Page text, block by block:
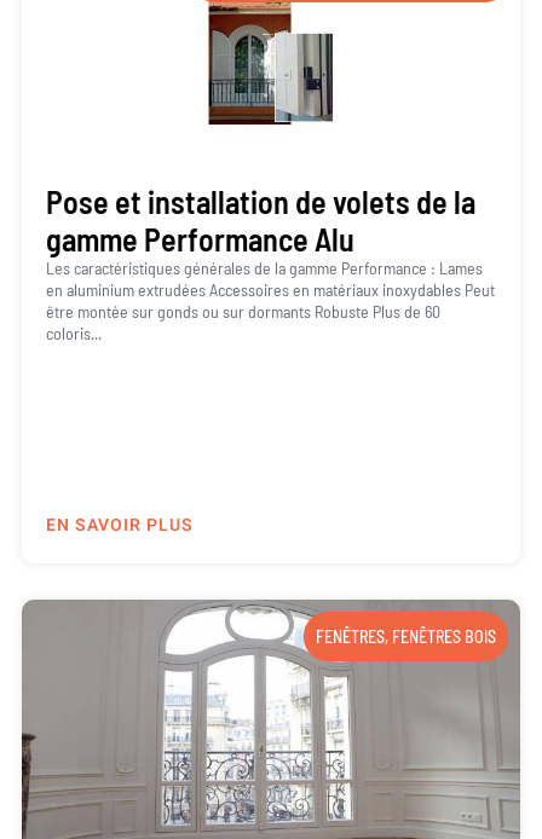
Pose et installation de volets de la
gamme Performance Alu
Les caractéristiques générales de la gamme Performance : Lames
en aluminium extrudées Accessoires en matériaux inoxydables Peut
être montée sur gonds ou sur dormants Robuste Plus de 60
coloris...
EN SAVOIR PLUS
FENÊTRES, FENÊTRES BOIS